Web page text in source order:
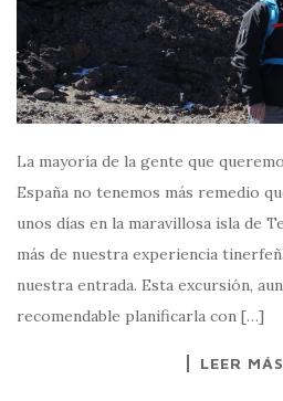
La mayoría de la gente que
España no tenemos más remedio
unos días en la maravillosa isla de
más de nuestra experiencia
nuestra entrada. Esta excursión,
recomendable planificarla con […]
LEER MÁS